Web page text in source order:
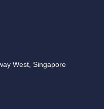
West, Singapore